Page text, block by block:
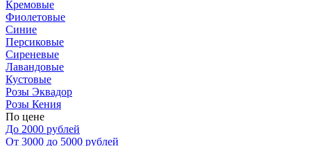
Кремовые
Фиолетовые
Синие
Персиковые
Сиреневые
Лавандовые
Кустовые
Розы Эквадор
Розы Кения
По цене
До 2000 рублей
От 3000 до 5000 рублей